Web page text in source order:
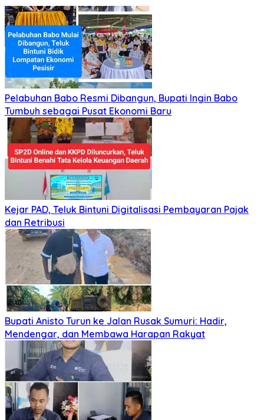
Pelabuhan Babo Resmi Dibangun, Bupati Ingin Babo
Tumbuh sebagai Pusat Ekonomi Baru
Kejar PAD, Teluk Bintuni Digitalisasi Pembayaran Pajak
dan Retribusi
Bupati Anisto Turun ke Jalan Rusak Sumuri: Hadir,
Mendengar, dan Membawa Harapan Rakyat